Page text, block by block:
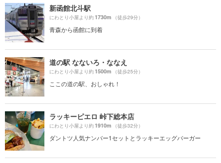
新函館北斗駅
にわとり小屋より約1730m （徒歩29分）
青森から函館に到着
道の駅 なないろ・ななえ
にわとり小屋より約1500m （徒歩25分）
ここの道の駅、おしゃれ！
ラッキーピエロ 峠下総本店
にわとり小屋より約1910m （徒歩32分）
ダントツ人気ナンバー1セットとラッキーエッグバーガー